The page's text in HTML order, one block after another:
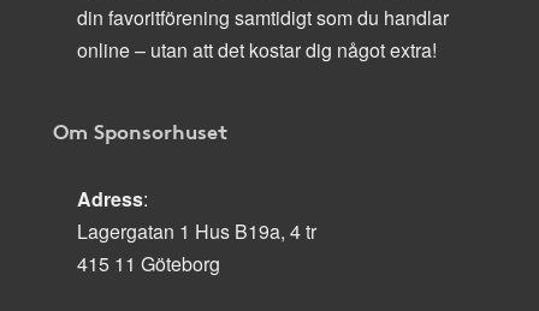
din favoritförening samtidigt som du handlar
online – utan att det kostar dig något extra!
Om Sponsorhuset
Adress:
Lagergatan 1 Hus B19a, 4 tr
415 11 Göteborg